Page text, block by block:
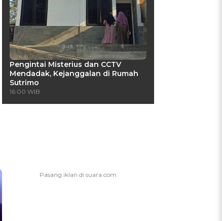
Pengintai Misterius dan CCTV
Mendadak, Kejanggalan di Rumah
Sutrimo
16:00 WIB